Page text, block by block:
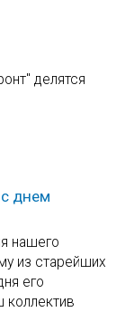
делятся
днем
нашего
из старейших
его
коллектив